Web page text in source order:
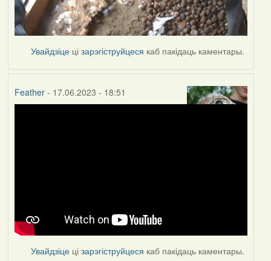
Увайдзіце цізарэгіструйцеся каб пакідаць каментары.
Feather- 17.06.2023 - 18:51
Увайдзіце цізарэгіструйцеся каб пакідаць каментары.